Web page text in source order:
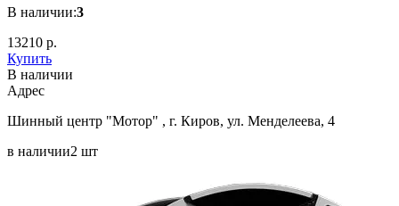
В наличии:3
13210 р.
Купить
В наличии
Aдрес
Шинный центр "Мотор" , г. Киров, ул. Менделеева, 4
в наличии2 шт